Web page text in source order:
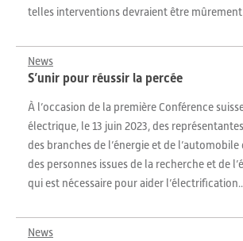
telles interventions devraient être mûrement
News
S’unir pour réussir la percée
À l’occasion de la première Conférence
électrique, le 13 juin 2023, des
des branches de l’énergie et de
des personnes issues de la recherche et de
qui est nécessaire pour aider
News